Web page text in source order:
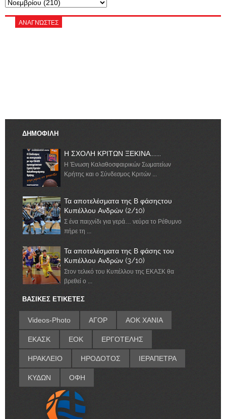
ΑΝΑΓΝΏΣΤΕΣ
ΔΗΜΟΦΙΛΗ
Η ΣΧΟΛΗ ΚΡΙΤΩΝ ΞΕΚΙΝΑ.......
Η Ένωση Καλαθοσφαιρικών Σωματείων
Κρήτης και ο Σύνδεσμος Κριτών ...
Τα αποτελέσματα της Β φάσηςτου
Κυπέλλου Ανδρών (2/10)
Σ ένα παιχνίδι για γερά… νεύρα το Ρέθυμνο
πήρε τη ...
Τα αποτελέσματα της Β φάσης του
Κυπέλλου Ανδρών (3/10)
Στον τελικό του Κυπέλλου της ΕΚΑΣΚ θα
βρεθεί ο ...
ΒΑΣΙΚΕΣ ΕΤΙΚΕΤΕΣ
Videos-Photo ΑΓΟΡ ΑΟΚ ΧΑΝΙΑ
ΕΚΑΣΚ ΕΟΚ ΕΡΓΟΤΕΛΗΣ
ΗΡΑΚΛΕΙΟ ΗΡΟΔΟΤΟΣ ΙΕΡΑΠΕΤΡΑ
ΚΥΔΩΝ ΟΦΗ